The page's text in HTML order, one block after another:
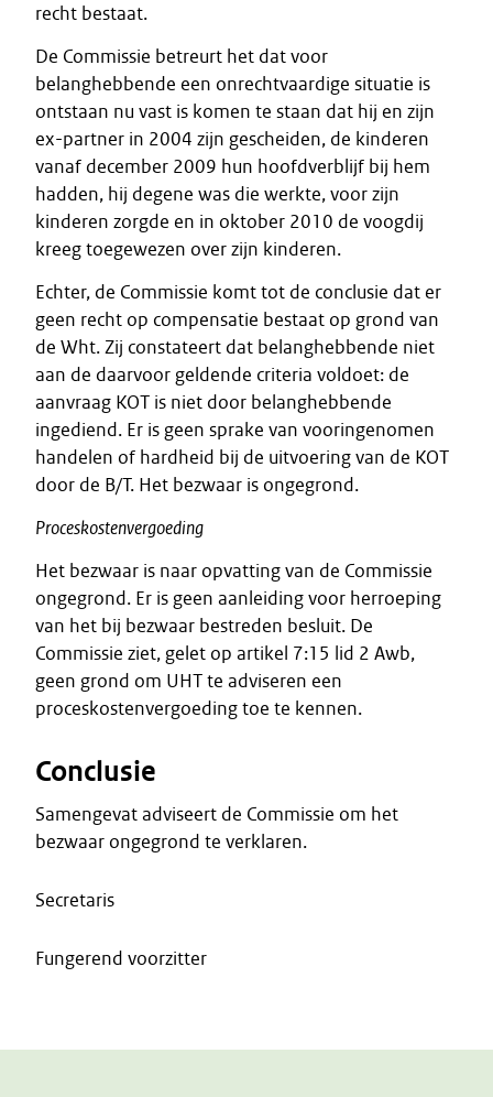
recht bestaat.
De Commissie betreurt het dat voor
belanghebbende een onrechtvaardige situatie is
ontstaan nu vast is komen te staan dat hij en zijn
ex-partner in 2004 zijn gescheiden, de kinderen
vanaf december 2009 hun hoofdverblijf bij hem
hadden, hij degene was die werkte, voor zijn
kinderen zorgde en in oktober 2010 de voogdij
kreeg toegewezen over zijn kinderen.
Echter, de Commissie komt tot de conclusie dat er
geen recht op compensatie bestaat op grond van
de Wht. Zij constateert dat belanghebbende niet
aan de daarvoor geldende criteria voldoet: de
aanvraag KOT is niet door belanghebbende
ingediend. Er is geen sprake van vooringenomen
handelen of hardheid bij de uitvoering van de KOT
door de B/T. Het bezwaar is ongegrond.
Proceskostenvergoeding
Het bezwaar is naar opvatting van de Commissie
ongegrond. Er is geen aanleiding voor herroeping
van het bij bezwaar bestreden besluit. De
Commissie ziet, gelet op artikel 7:15 lid 2 Awb,
geen grond om UHT te adviseren een
proceskostenvergoeding toe te kennen.
Conclusie
Samengevat adviseert de Commissie om het
bezwaar ongegrond te verklaren.
Secretaris
Fungerend voorzitter